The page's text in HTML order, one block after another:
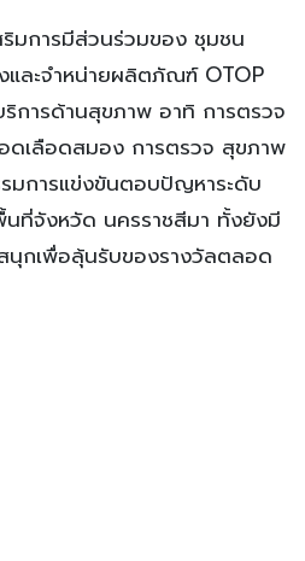
มการมีส่วนร่วมของ ชุมชน
ละจำหน่ายผลิตภัณฑ์ OTOP
การด้านสุขภาพ อาทิ การตรวจ
อดเลือดสมอง การตรวจ สุขภาพ
มการแข่งขันตอบปัญหาระดับ
นที่จังหวัด นครราชสีมา ทั้งยังมี
นุกเพื่อลุ้นรับของรางวัลตลอด